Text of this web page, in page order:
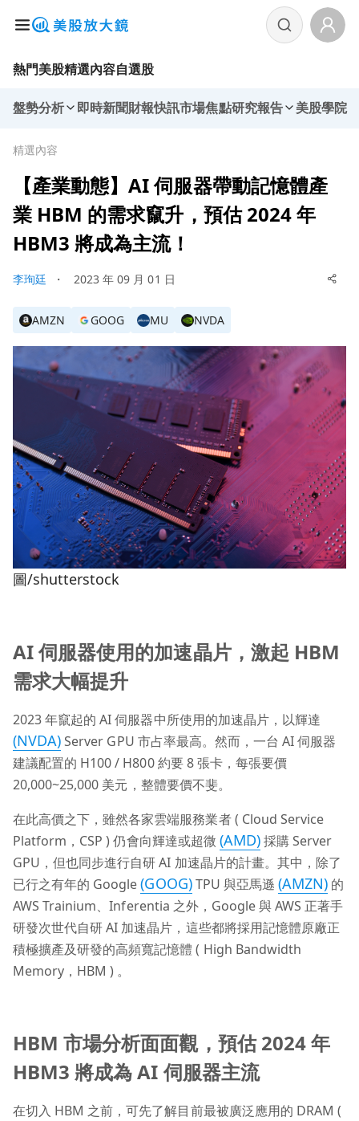
熱門美股精選內容自選股
盤勢分析 即時新聞財報快訊市場焦點研究報告 美股學院
精選內容
【產業動態】AI 伺服器帶動記憶體產
業 HBM 的需求竄升，預估 2024 年
HBM3 將成為主流！
李珣廷 ・ 2023 年 09 月 01 日
AMZN GOOG MU NVDA
圖/shutterstock
AI 伺服器使用的加速晶片，激起 HBM
需求大幅提升
2023 年竄起的 AI 伺服器中所使用的加速晶片，以輝達
(NVDA)Server GPU 市占率最高。然而，一台 AI 伺服器
建議配置的 H100 / H800 約要 8 張卡，每張要價
20,000~25,000 美元，整體要價不斐。
在此高價之下，雖然各家雲端服務業者 ( Cloud Service
Platform，CSP ) 仍會向輝達或超微 (AMD)採購 Server
GPU，但也同步進行自研 AI 加速晶片的計畫。其中，除了
已行之有年的 Google(GOOG)TPU 與亞馬遜 (AMZN) 的
AWS Trainium、Inferentia 之外，Google 與 AWS 正著手
研發次世代自研 AI 加速晶片，這些都將採用記憶體原廠正
積極擴產及研發的高頻寬記憶體 ( High Bandwidth
Memory，HBM ) 。
HBM 市場分析面面觀，預估 2024 年
HBM3 將成為 AI 伺服器主流
在切入 HBM 之前，可先了解目前最被廣泛應用的 DRAM (